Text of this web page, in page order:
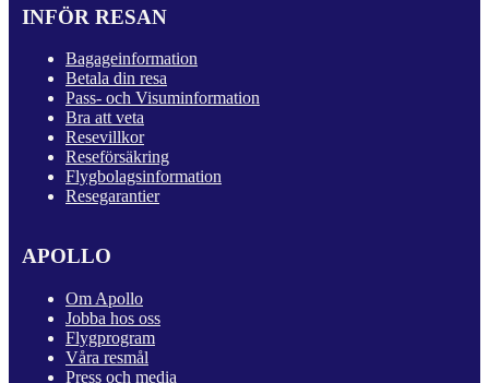
INFÖR RESAN
Bagageinformation
Betala din resa
Pass- och Visuminformation
Bra att veta
Resevillkor
Reseförsäkring
Flygbolagsinformation
Resegarantier
APOLLO
Om Apollo
Jobba hos oss
Flygprogram
Våra resmål
Press och media